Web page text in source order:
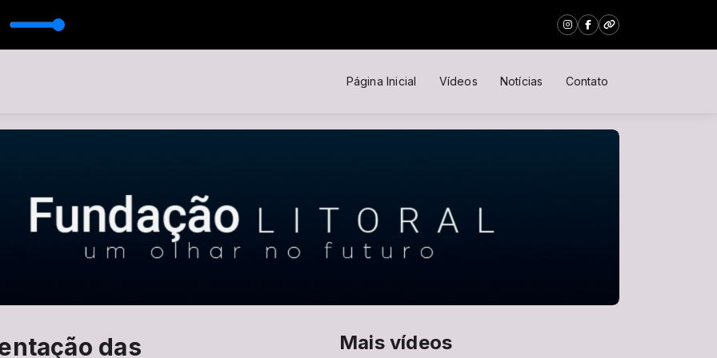
Página Inicial Vídeos Notícias Contato
das
Mais vídeos